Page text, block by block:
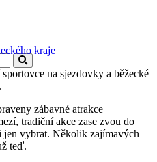
na sjezdovky a běžecké
zábavné atrakce
tradiční akce zase zvou do
jen vybrat. Několik zajímavých
teď.